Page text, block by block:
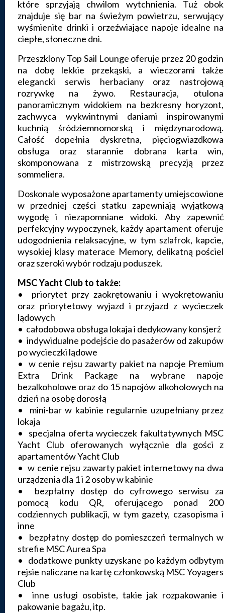
które sprzyjają chwilom wytchnienia. Tuż obok
znajduje się bar na świeżym powietrzu, serwujący
wyśmienite drinki i orzeźwiające napoje idealne na
ciepłe, słoneczne dni.
Przeszklony Top Sail Lounge oferuje przez 20 godzin
na dobę lekkie przekąski, a wieczorami także
elegancki serwis herbaciany oraz nastrojową
rozrywkę na żywo. Restauracja, otulona
panoramicznym widokiem na bezkresny horyzont,
zachwyca wykwintnymi daniami inspirowanymi
kuchnią śródziemnomorską i międzynarodową.
Całość dopełnia dyskretna, pięciogwiazdkowa
obsługa oraz starannie dobrana karta win,
skomponowana z mistrzowską precyzją przez
sommeliera.
Doskonale wyposażone apartamenty umiejscowione
w przedniej części statku zapewniają wyjątkową
wygodę i niezapomniane widoki. Aby zapewnić
perfekcyjny wypoczynek, każdy apartament oferuje
udogodnienia relaksacyjne, w tym szlafrok, kapcie,
wysokiej klasy materace Memory, delikatną pościel
oraz szeroki wybór rodzaju poduszek.
MSC Yacht Club to także:
• priorytet przy zaokrętowaniu i wyokrętowaniu
oraz priorytetowy wyjazd i przyjazd z wycieczek
lądowych
• całodobowa obsługa lokaja i dedykowany konsjerż
• indywidualne podejście do pasażerów od zakupów
po wycieczki lądowe
• w cenie rejsu zawarty pakiet na napoje Premium
Extra Drink Package na wybrane napoje
bezalkoholowe oraz do 15 napojów alkoholowych na
dzień na osobę dorosłą
• mini-bar w kabinie regularnie uzupełniany przez
lokaja
• specjalna oferta wycieczek fakultatywnych MSC
Yacht Club oferowanych wyłącznie dla gości z
apartamentów Yacht Club
• w cenie rejsu zawarty pakiet internetowy na dwa
urządzenia dla 1 i 2 osoby w kabinie
• bezpłatny dostęp do cyfrowego serwisu za
pomocą kodu QR, oferującego ponad 200
codziennych publikacji, w tym gazety, czasopisma i
inne
• bezpłatny dostęp do pomieszczeń termalnych w
strefie MSC Aurea Spa
• dodatkowe punkty uzyskane po każdym odbytym
rejsie naliczane na kartę członkowską MSC Yoyagers
Club
• inne usługi osobiste, takie jak rozpakowanie i
pakowanie bagażu, itp.